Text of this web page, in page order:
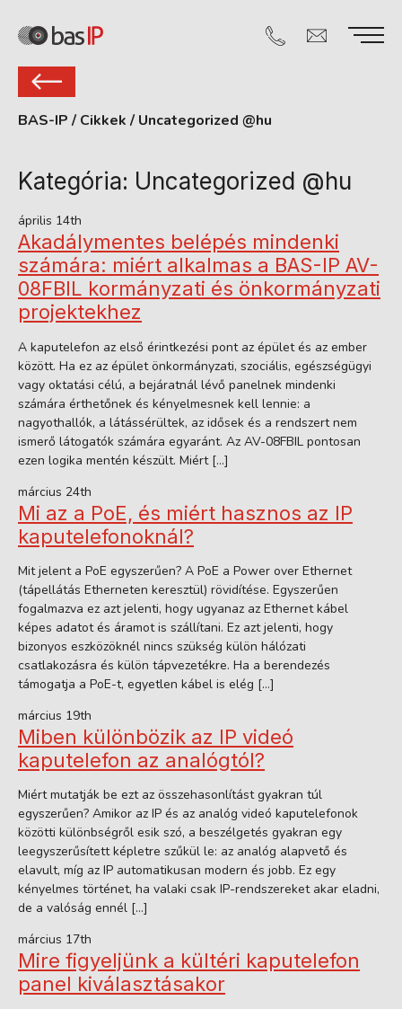
BAS-IP / Cikkek / Uncategorized @hu
Kategória: Uncategorized @hu
április 14th
Akadálymentes belépés mindenki
számára: miért alkalmas a BAS-IP AV-
08FBIL kormányzati és önkormányzati
projektekhez
A kaputelefon az első érintkezési pont az épület és az ember
között. Ha ez az épület önkormányzati, szociális, egészségügyi
vagy oktatási célú, a bejáratnál lévő panelnek mindenki
számára érthetőnek és kényelmesnek kell lennie: a
nagyothallók, a látássérültek, az idősek és a rendszert nem
ismerő látogatók számára egyaránt. Az AV-08FBIL pontosan
ezen logika mentén készült. Miért […]
március 24th
Mi az a PoE, és miért hasznos az IP
kaputelefonoknál?
Mit jelent a PoE egyszerűen? A PoE a Power over Ethernet
(tápellátás Etherneten keresztül) rövidítése. Egyszerűen
fogalmazva ez azt jelenti, hogy ugyanaz az Ethernet kábel
képes adatot és áramot is szállítani. Ez azt jelenti, hogy
bizonyos eszközöknél nincs szükség külön hálózati
csatlakozásra és külön tápvezetékre. Ha a berendezés
támogatja a PoE-t, egyetlen kábel is elég […]
március 19th
Miben különbözik az IP videó
kaputelefon az analógtól?
Miért mutatják be ezt az összehasonlítást gyakran túl
egyszerűen? Amikor az IP és az analóg videó kaputelefonok
közötti különbségről esik szó, a beszélgetés gyakran egy
leegyszerűsített képletre szűkül le: az analóg alapvető és
elavult, míg az IP automatikusan modern és jobb. Ez egy
kényelmes történet, ha valaki csak IP-rendszereket akar eladni,
de a valóság ennél […]
március 17th
Mire figyeljünk a kültéri kaputelefon
panel kiválasztásakor